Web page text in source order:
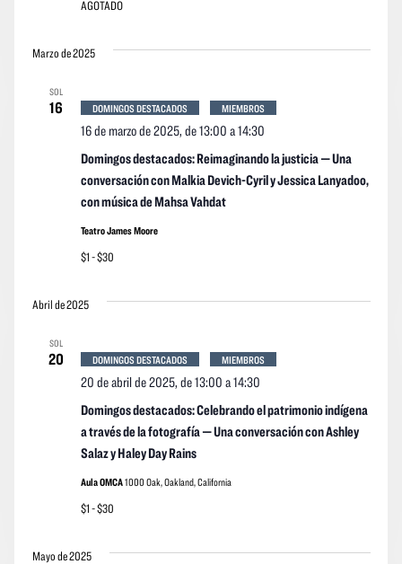
AGOTADO
Marzo de 2025
SOL
16
Domingos destacados: Reimaginando la justicia — Una
conversación con Malkia Devich-Cyril y Jessica Lanyadoo,
con música de Mahsa Vahdat
16 de marzo de 2025, de 13:00 a14:30
DOMINGOS DESTACADOS MIEMBROS
Teatro James Moore
$1 - $30
Abril de 2025
SOL
20
Domingos destacados: Celebrando el patrimonio indígena
a través de la fotografía — Una conversación con Ashley
Salaz y Haley Day Rains
20 de abril de 2025, de 13:00 a14:30
DOMINGOS DESTACADOS MIEMBROS
Aula OMCA1000 Oak, Oakland, California
$1 - $30
Mayo de 2025